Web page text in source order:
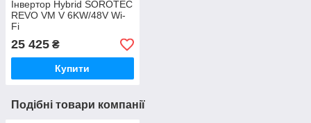
Інвертор Hybrid SOROTEC
REVO VM V 6KW/48V Wi-
Fi
25 425 ₴
Купити
Подібні товари компанії